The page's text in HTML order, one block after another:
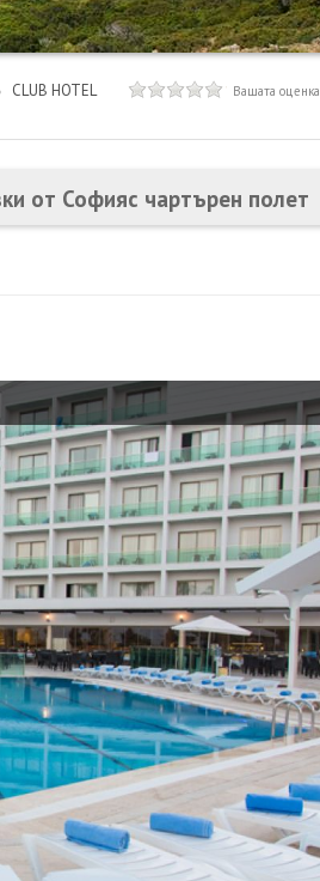
CLUB HOTEL
Вашата оценка
от Софияс чартърен полет